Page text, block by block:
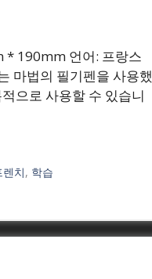
* 190mm 언어: 프랑스
마법의 필기펜을 사용했
으로 사용할 수 있습니
렌치, 학습